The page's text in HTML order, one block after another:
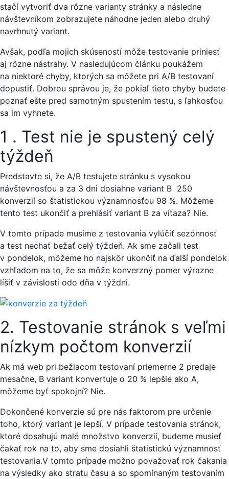
stačí vytvoriť dva rôzne varianty stránky a následne
návštevníkom zobrazujete náhodne jeden alebo druhý
navrhnutý variant.
Avšak, podľa mojich skúseností môže testovanie priniesť
aj rôzne nástrahy. V nasledujúcom článku poukážem
na niektoré chyby, ktorých sa môžete pri A/B testovaní
dopustiť. Dobrou správou je, že pokiaľ tieto chyby budete
poznať ešte pred samotným spustením testu, s ľahkosťou
sa im vyhnete.
1 . Test nie je spustený celý
týždeň
Predstavte si, že A/B testujete stránku s vysokou
návštevnosťou a za 3 dni dosiahne variant B 250
konverzií so štatistickou významnosťou 98 %. Môžeme
tento test ukončiť a prehlásiť variant B za víťaza? Nie.
V tomto prípade musíme z testovania vylúčiť sezónnosť
a test nechať bežať celý týždeň. Ak sme začali test
v pondelok, môžeme ho najskôr ukončiť na ďalší pondelok
vzhľadom na to, že sa môže konverzný pomer výrazne
líšiť v závislosti odo dňa v týždni.
2. Testovanie stránok s veľmi
nízkym počtom konverzií
Ak má web pri bežiacom testovaní priemerne 2 predaje
mesačne, B variant konvertuje o 20 % lepšie ako A,
môžeme byť spokojní? Nie.
Dokončené konverzie sú pre nás faktorom pre určenie
toho, ktorý variant je lepší. V prípade testovania stránok,
ktoré dosahujú malé množstvo konverzií, budeme musieť
čakať rok na to, aby sme dosiahli štatistickú významnosť
testovania.V tomto prípade možno považovať rok čakania
na výsledky ako stratu času a so spomínaným testovaním